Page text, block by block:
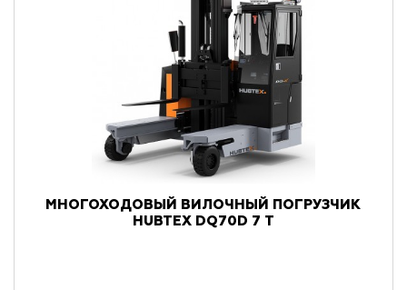
МНОГОХОДОВЫЙ ВИЛОЧНЫЙ ПОГРУЗЧИК
HUBTEX DQ70D 7 Т